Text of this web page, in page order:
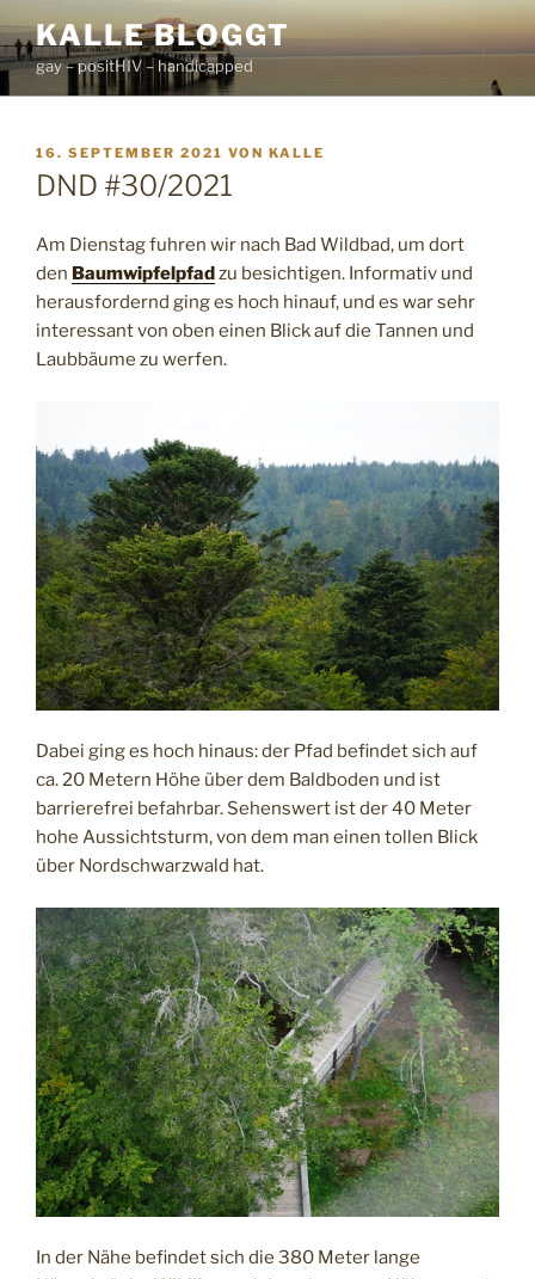
Inhalt
springen
KALLE BLOGGT
gay – positHIV – handicapped
VERÖFFENTLICHT
AM
16. SEPTEMBER 2021 VON KALLE
DND #30/2021
Am Dienstag fuhren wir nach Bad Wildbad, um dort
den Baumwipfelpfadzu besichtigen. Informativ und
herausfordernd ging es hoch hinauf, und es war sehr
interessant von oben einen Blick auf die Tannen und
Laubbäume zu werfen.
Dabei ging es hoch hinaus: der Pfad befindet sich auf
ca. 20 Metern Höhe über dem Baldboden und ist
barrierefrei befahrbar. Sehenswert ist der 40 Meter
hohe Aussichtsturm, von dem man einen tollen Blick
über Nordschwarzwald hat.
In der Nähe befindet sich die 380 Meter lange